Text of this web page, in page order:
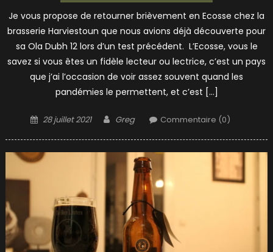
Je vous propose de retourner brièvement en Ecosse chez la
brasserie Harviestoun que nous avions déjà découverte pour
sa Ola Dubh 12 lors d’un test précédent. L’Ecosse, vous le
savez si vous êtes un fidèle lecteur ou lectrice, c’est un pays
que j’ai l’occasion de voir assez souvent quand les
pandémies le permettent, et c’est […]
Posted
28 juillet 2021 Author
Greg Commentaire (0)